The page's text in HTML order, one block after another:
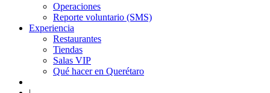
Operaciones
Reporte voluntario (SMS)
Experiencia
Restaurantes
Tiendas
Salas VIP
Qué hacer en Querétaro